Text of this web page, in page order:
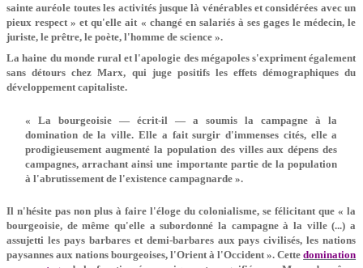
sainte auréole toutes les activités jusque là vénérables et considérées avec un
pieux respect » et qu'elle ait « changé en salariés à ses gages le médecin, le
juriste, le prêtre, le poète, l'homme de science ».
La haine du monde rural et l'apologie des mégapoles s'expriment également
sans détours chez Marx, qui juge positifs les effets démographiques du
développement capitaliste.
« La bourgeoisie — écrit-il — a soumis la campagne à la
domination de la ville. Elle a fait surgir d'immenses cités, elle a
prodigieusement augmenté la population des villes aux dépens des
campagnes, arrachant ainsi une importante partie de la population
à l'abrutissement de l'existence campagnarde ».
Il n'hésite pas non plus à faire l'éloge du colonialisme, se félicitant que « la
bourgeoisie, de même qu'elle a subordonné la campagne à la ville (...) a
assujetti les pays barbares et demi-barbares aux pays civilisés, les nations
paysannes aux nations bourgeoises, l'Orient à l'Occident ». Cettedomination